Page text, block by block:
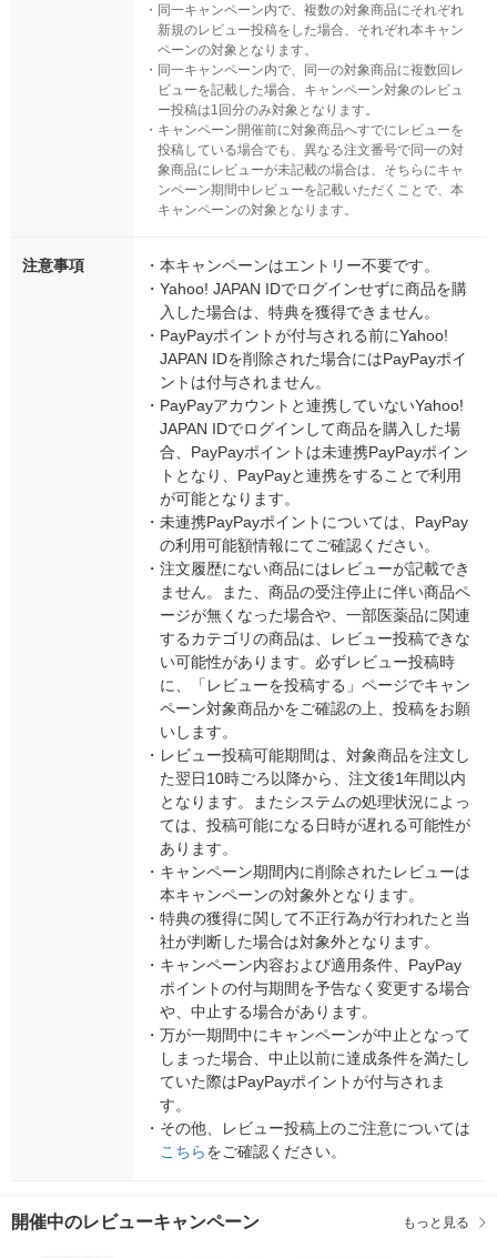
・ 同一キャンペーン内で、複数の対象商品にそれぞれ
新規のレビュー投稿をした場合、それぞれ本キャン
ペーンの対象となります。
・ 同一キャンペーン内で、同一の対象商品に複数回レ
ビューを記載した場合、キャンペーン対象のレビュ
ー投稿は1回分のみ対象となります。
・ キャンペーン開催前に対象商品へすでにレビューを
投稿している場合でも、異なる注文番号で同一の対
象商品にレビューが未記載の場合は、そちらにキャ
ンペーン期間中レビューを記載いただくことで、本
キャンペーンの対象となります。
注意事項 ・ 本キャンペーンはエントリー不要です。
・ Yahoo! JAPAN IDでログインせずに商品を購
入した場合は、特典を獲得できません。
・ PayPayポイントが付与される前にYahoo!
JAPAN IDを削除された場合にはPayPayポイ
ントは付与されません。
・ PayPayアカウントと連携していないYahoo!
JAPAN IDでログインして商品を購入した場
合、PayPayポイントは未連携PayPayポイン
トとなり、PayPayと連携をすることで利用
が可能となります。
・ 未連携PayPayポイントについては、PayPay
の利用可能額情報にてご確認ください。
・ 注文履歴にない商品にはレビューが記載でき
ません。また、商品の受注停止に伴い商品ペ
ージが無くなった場合や、一部医薬品に関連
するカテゴリの商品は、レビュー投稿できな
い可能性があります。必ずレビュー投稿時
に、「レビューを投稿する」ページでキャン
ペーン対象商品かをご確認の上、投稿をお願
いします。
・ レビュー投稿可能期間は、対象商品を注文し
た翌日10時ごろ以降から、注文後1年間以内
となります。またシステムの処理状況によっ
ては、投稿可能になる日時が遅れる可能性が
あります。
・ キャンペーン期間内に削除されたレビューは
本キャンペーンの対象外となります。
・ 特典の獲得に関して不正行為が行われたと当
社が判断した場合は対象外となります。
・ キャンペーン内容および適用条件、PayPay
ポイントの付与期間を予告なく変更する場合
や、中止する場合があります。
・ 万が一期間中にキャンペーンが中止となって
しまった場合、中止以前に達成条件を満たし
ていた際はPayPayポイントが付与されま
す。
・ その他、レビュー投稿上のご注意については
こちらをご確認ください。
開催中のレビューキャンペーン もっと見る